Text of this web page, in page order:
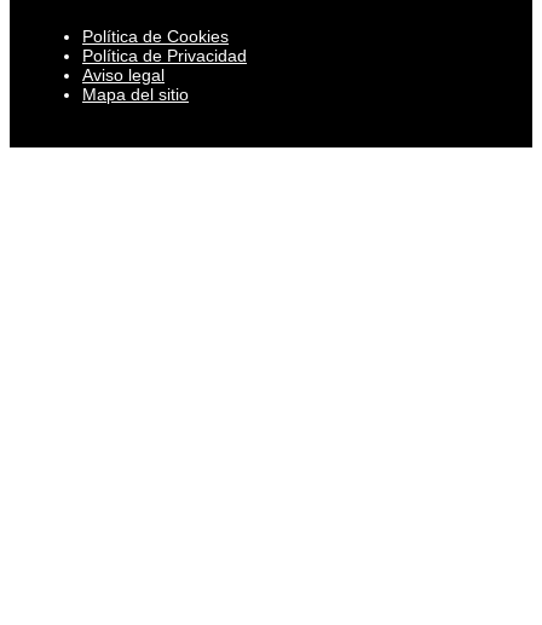
Política de Cookies
Política de Privacidad
Aviso legal
Mapa del sitio